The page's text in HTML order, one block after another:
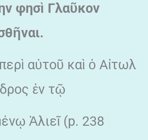
φησὶ Γλαῦκον
ῆναι.
αὐτοῦ καὶ ὁ Αἰτωλ
ἐν τῷ
Ἁλιεῖ (p. 238